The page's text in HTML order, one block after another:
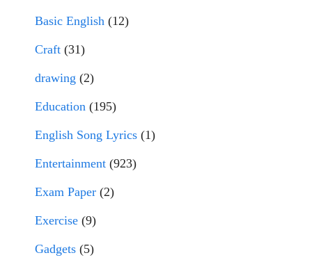
Basic English (12)
Craft (31)
drawing (2)
Education (195)
English Song Lyrics (1)
Entertainment (923)
Exam Paper (2)
Exercise (9)
Gadgets (5)